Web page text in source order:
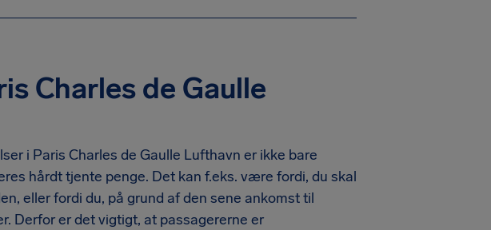
Charles de Gaulle
i Paris Charles de Gaulle Lufthavn er ikke bare
hårdt tjente penge. Det kan f.eks. være fordi, du skal
eller fordi du, på grund af den sene ankomst til
Derfor er det vigtigt, at passagererne er